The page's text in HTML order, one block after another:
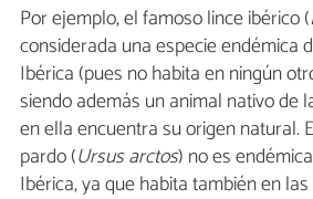
Por ejemplo, el famoso lince ibérico (
considerada una especie endémica
Ibérica (pues no habita en ningún
siendo además un animal nativo de
en ella encuentra su origen natural.
pardo (Ursus arctos) no es
Ibérica, ya que habita también en